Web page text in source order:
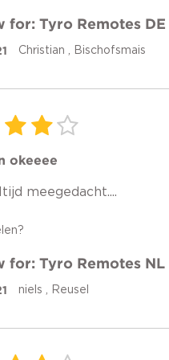
for: Tyro Remotes DE
Christian , Bischofsmais
okeeee
meegedacht....
for: Tyro Remotes NL
niels , Reusel